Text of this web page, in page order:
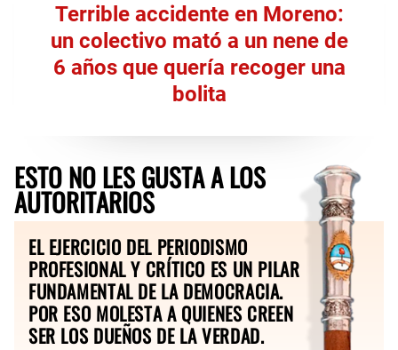
Terrible accidente en Moreno:
un colectivo mató a un nene de
6 años que quería recoger una
bolita
ESTO NO LES GUSTA A LOS
AUTORITARIOS
EL EJERCICIO DEL PERIODISMO
PROFESIONAL Y CRÍTICO ES UN PILAR
FUNDAMENTAL DE LA DEMOCRACIA.
POR ESO MOLESTA A QUIENES CREEN
SER LOS DUEÑOS DE LA VERDAD.